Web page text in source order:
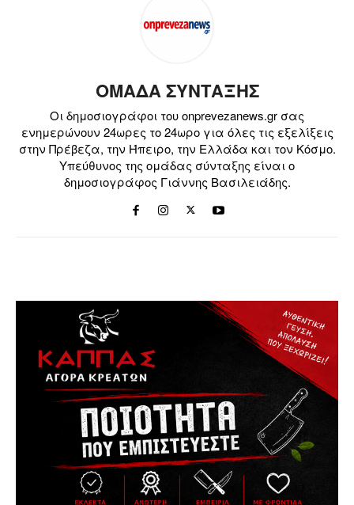
ΟΜΑΔΑ ΣΥΝΤΑΞΗΣ
Οι δημοσιογράφοι του onprevezanews.gr σας
ενημερώνουν 24ωρες το 24ωρο για όλες τις εξελίξεις
στην Πρέβεζα, την Ήπειρο, την Ελλάδα και τον Κόσμο.
Υπεύθυνος της ομάδας σύνταξης είναι ο
δημοσιογράφος Γιάννης Βασιλειάδης.